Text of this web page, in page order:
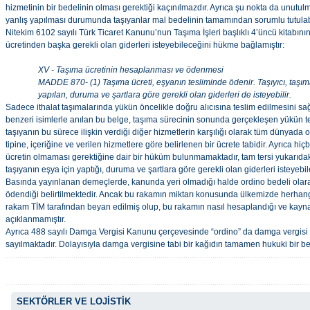
hizmetinin bir bedelinin olması gerektiği kaçınılmazdır. Ayrıca şu nokta da
yanlış yapılması durumunda taşıyanlar mal bedelinin tamamından sorumlu
Nitekim 6102 sayılı Türk Ticaret Kanunu’nun Taşıma İşleri başlıklı 4’üncü
ücretinden başka gerekli olan giderleri isteyebileceğini hükme bağlamıştır:
XV - Taşıma ücretinin hesaplanması ve ödenmesi
MADDE 870- (1) Taşıma ücreti, eşyanın tesliminde ödenir. Taşıyıcı,
yapılan, duruma ve şartlara göre gerekli olan giderleri de isteyebilir.
Sadece ithalat taşımalarında yükün öncelikle doğru alıcısına teslim edilmesini
benzeri isimlerle anılan bu belge, taşıma sürecinin sonunda gerçekleşen yükün
taşıyanın bu sürece ilişkin verdiği diğer hizmetlerin karşılığı olarak tüm dünyada
tipine, içeriğine ve verilen hizmetlere göre belirlenen bir ücrete tabidir. Ayrıca
ücretin olmaması gerektiğine dair bir hüküm bulunmamaktadır, tam tersi
taşıyanın eşya için yaptığı, duruma ve şartlara göre gerekli olan giderleri
Basında yayınlanan demeçlerde, kanunda yeri olmadığı halde ordino bedeli
ödendiği belirtilmektedir. Ancak bu rakamın miktarı konusunda ülkemizde
rakam TİM tarafından beyan edilmiş olup, bu rakamın nasıl hesaplandığı ve
açıklanmamıştır.
Ayrıca 488 sayılı Damga Vergisi Kanunu çerçevesinde “ordino” da damga vergisi
sayılmaktadır. Dolayısıyla damga vergisine tabi bir kağıdın tamamen hukuki bir
SEKTÖRLER VE LOJİSTİK